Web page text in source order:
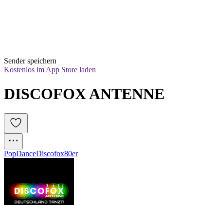
Sender speichern
Kostenlos im App Store laden
DISCOFOX ANTENNE
PopDanceDiscofox80er